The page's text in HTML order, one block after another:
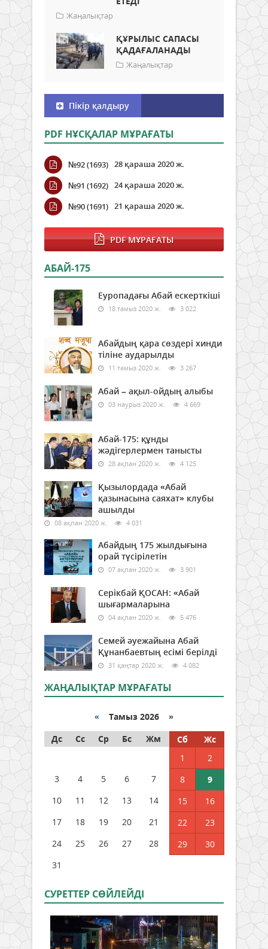
Жаңалықтар
ҚҰРЫЛЫС САПАСЫ
ҚАДАҒАЛАНАДЫ
Жаңалықтар
Пікір қалдыру
PDF НҰСҚАЛАР МҰРАҒАТЫ
№92 (1693) 28 қараша 2020 ж.
№91 (1692) 24 қараша 2020 ж.
№90 (1691) 21 қараша 2020 ж.
PDF МҰРАҒАТЫ
АБАЙ-175
Еуропадағы Абай ескерткіші
18 тамыз 2020 ж. 3 022
Абайдың қара сөздері хинди
тіліне аударылды
11 тамыз 2020 ж. 3 267
Абай – ақыл-ойдың алыбы
03 наурыз 2020 ж. 4 669
Абай-175: құнды
жәдігерлермен танысты
28 ақпан 2020 ж. 4 125
Қызылордада «Абай
қазынасына саяхат» клубы
ашылды
08 ақпан 2020 ж. 4 031
Абайдың 175 жылдығына
орай түсірілетін
07 ақпан 2020 ж. 3 901
Серікбай ҚОСАН: «Абай
шығармаларына
04 ақпан 2020 ж. 5 476
Семей әуежайына Абай
Құнанбаевтың есімі берілді
31 қаңтар 2020 ж. 4 082
ЖАҢАЛЫҚТАР МҰРАҒАТЫ
« Тамыз 2026 »
Дс
Сс Ср Бс Жм Сб
Жс
1
2
3
4 5 6 7 8
9
10
11 12 13 14 15
16
17
18 19 20 21 22
23
24
25 26 27 28 29
30
31
СУРЕТТЕР СӨЙЛЕЙДI